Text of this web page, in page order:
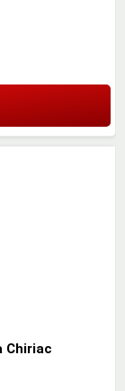
Chiriac